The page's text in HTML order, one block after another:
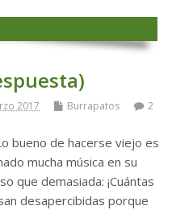
2017 Burrapatos
2
bueno de hacerse viejo es
mucha música en su
que demasiada: ¡Cuántas
desapercibidas porque